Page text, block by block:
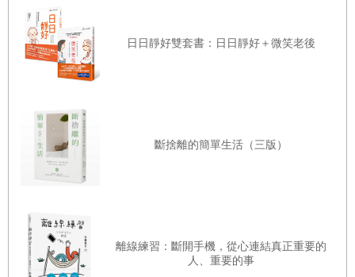
41 樂在工作，夢想就不會太「遠」
42 要怎麼工作，取決於你想像的未來
43 除了默默耕耘，也要讓成果被看見
45 找到堅持的理由，讓自己全力以赴
合理、略帶挑戰性，而且可以執行的選項，同時提出一個關
鍵的提問：
這個選項是我現在能夠認同，將來也願意承擔結果的決定
而違背自己的初衷。這些外在指標，或許可以提供參考，卻
無法替你承受結果。真正能作為判斷基礎的，是你內心深處
反覆出現的信念與渴望。
中，坦誠評估可行性的過程。或許你所要的這個選項，在做
決定的當下並非完美、不被看好，甚至後來的發展是事與願
違；然而，正因為它是自己認真思考、主動判斷的決定，反
日日靜好雙套書：日日靜好＋微笑老後
斷捨離的簡單生活（三版）
離線練習：斷開手機，從心連結真正重要的
人、重要的事